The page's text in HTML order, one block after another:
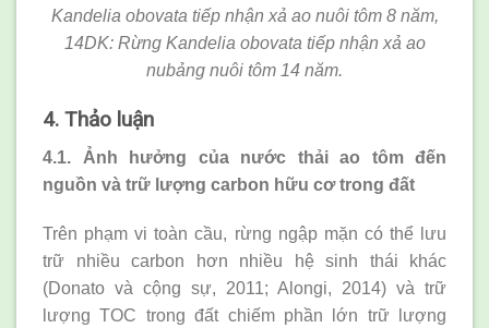
Kandelia obovata tiếp nhận xả ao nuôi tôm 8 năm,
14DK: Rừng Kandelia obovata tiếp nhận xả ao
nubảng nuôi tôm 14 năm.
4. Thảo luận
4.1. Ảnh hưởng của nước thải ao tôm đến
nguồn và trữ lượng carbon hữu cơ trong đất
Trên phạm vi toàn cầu, rừng ngập mặn có thể lưu
trữ nhiều carbon hơn nhiều hệ sinh thái khác
(Donato và cộng sự, 2011; Alongi, 2014) và trữ
lượng TOC trong đất chiếm phần lớn trữ lượng